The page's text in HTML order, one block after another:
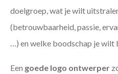
doelgroep, wat je wilt
(betrouwbaarheid, passie,
…) en welke boodschap je wilt
Een goede logo ontwerper